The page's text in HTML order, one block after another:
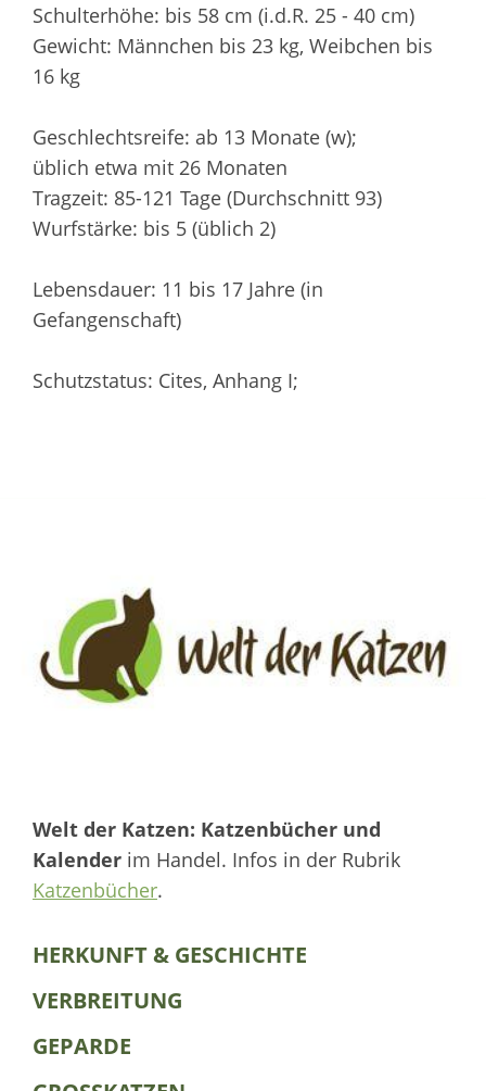
Schulterhöhe: bis 58 cm (i.d.R. 25 - 40 cm)
Gewicht: Männchen bis 23 kg, Weibchen bis
16 kg
Geschlechtsreife: ab 13 Monate (w);
üblich etwa mit 26 Monaten
Tragzeit: 85-121 Tage (Durchschnitt 93)
Wurfstärke: bis 5 (üblich 2)
Lebensdauer: 11 bis 17 Jahre (in
Gefangenschaft)
Schutzstatus: Cites, Anhang I;
Welt der Katzen: Katzenbücher und
Kalender im Handel. Infos in der Rubrik
Katzenbücher.
HERKUNFT & GESCHICHTE
VERBREITUNG
GEPARDE